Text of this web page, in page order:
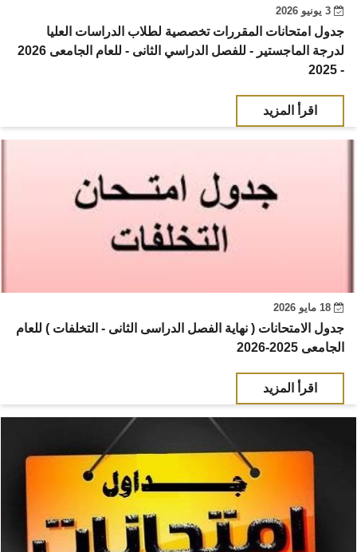
جدول امتحانات المقررات تخصصية لطلاب الدراسات العليا
لدرجة الماجستير - للفصل الدراسي الثانى - للعام الجامعى 2026
- 2025
اقرأ المزيد
جدول الامتحانات ( نهاية الفصل الدراسى الثانى - التخلفات ) للعام
الجامعى 2025-2026
اقرأ المزيد